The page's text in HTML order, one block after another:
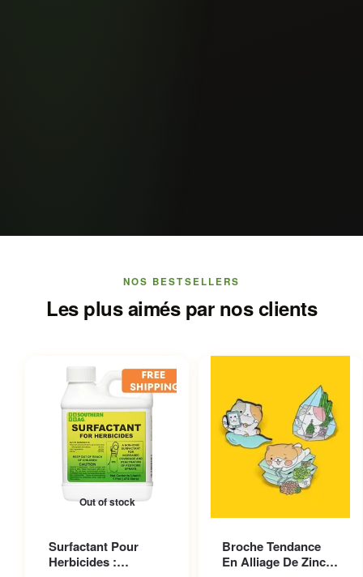
NOS BESTSELLERS
Les plus aimés par nos clients
Out of stock
Surfactant Pour
Herbicides :
Broche Tendance
En Alliage De Zinc
variations. Les options